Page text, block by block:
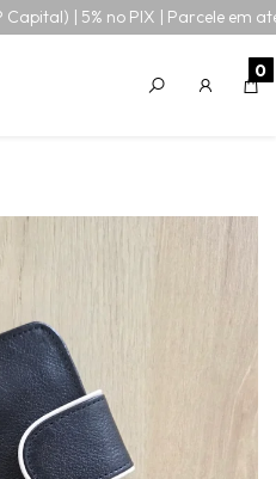
| 5% no PIX | Parcele em
0